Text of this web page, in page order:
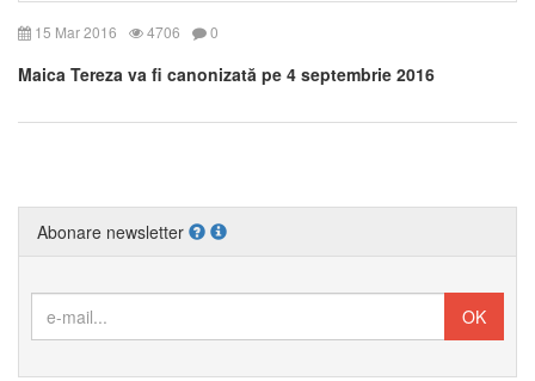
15 Mar 2016 4706 0
Maica Tereza va fi canonizată pe 4 septembrie 2016
Abonare newsletter